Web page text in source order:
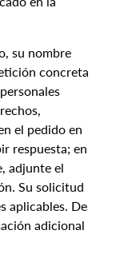
su nombre
concreta
el pedido en
respuesta; en
adjunte el
Su solicitud
aplicables. De
adicional